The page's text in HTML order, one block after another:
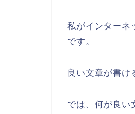
私がインターネ
です。
良い文章が書け
では、何が良